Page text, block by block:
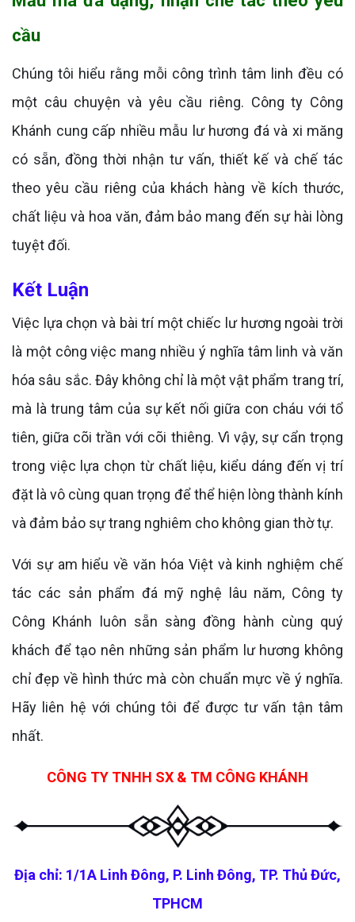
cầu
Chúng tôi hiểu rằng mỗi công trình tâm linh đều có
một câu chuyện và yêu cầu riêng. Công ty Công
Khánh cung cấp nhiều mẫu lư hương đá và xi măng
có sẵn, đồng thời nhận tư vấn, thiết kế và chế tác
theo yêu cầu riêng của khách hàng về kích thước,
chất liệu và hoa văn, đảm bảo mang đến sự hài lòng
tuyệt đối.
Kết Luận
Việc lựa chọn và bài trí một chiếc lư hương ngoài trời
là một công việc mang nhiều ý nghĩa tâm linh và văn
hóa sâu sắc. Đây không chỉ là một vật phẩm trang trí,
mà là trung tâm của sự kết nối giữa con cháu với tổ
tiên, giữa cõi trần với cõi thiêng. Vì vậy, sự cẩn trọng
trong việc lựa chọn từ chất liệu, kiểu dáng đến vị trí
đặt là vô cùng quan trọng để thể hiện lòng thành kính
và đảm bảo sự trang nghiêm cho không gian thờ tự.
Với sự am hiểu về văn hóa Việt và kinh nghiệm chế
tác các sản phẩm đá mỹ nghệ lâu năm, Công ty
Công Khánh luôn sẵn sàng đồng hành cùng quý
khách để tạo nên những sản phẩm lư hương không
chỉ đẹp về hình thức mà còn chuẩn mực về ý nghĩa.
Hãy liên hệ với chúng tôi để được tư vấn tận tâm
nhất.
CÔNG TY TNHH SX & TM CÔNG KHÁNH
Địa chỉ: 1/1A Linh Đông, P. Linh Đông, TP. Thủ Đức,
TPHCM